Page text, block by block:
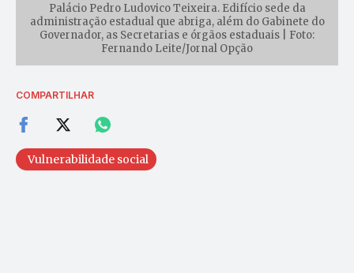
Palácio Pedro Ludovico Teixeira. Edifício sede da
administração estadual que abriga, além do Gabinete do
Governador, as Secretarias e órgãos estaduais | Foto:
Fernando Leite/Jornal Opção
COMPARTILHAR
Vulnerabilidade social